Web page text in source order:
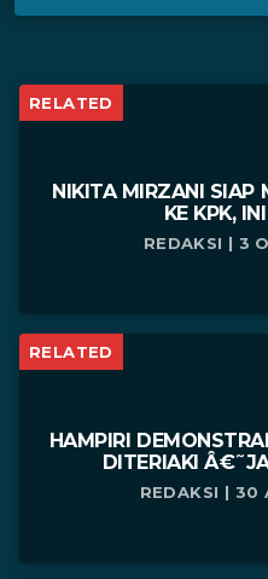
RELATED
NIKITA MIRZANI SIAP
KE KPK,
REDAKSI | 3
RELATED
HAMPIRI
DITERIAKI
REDAKSI | 30